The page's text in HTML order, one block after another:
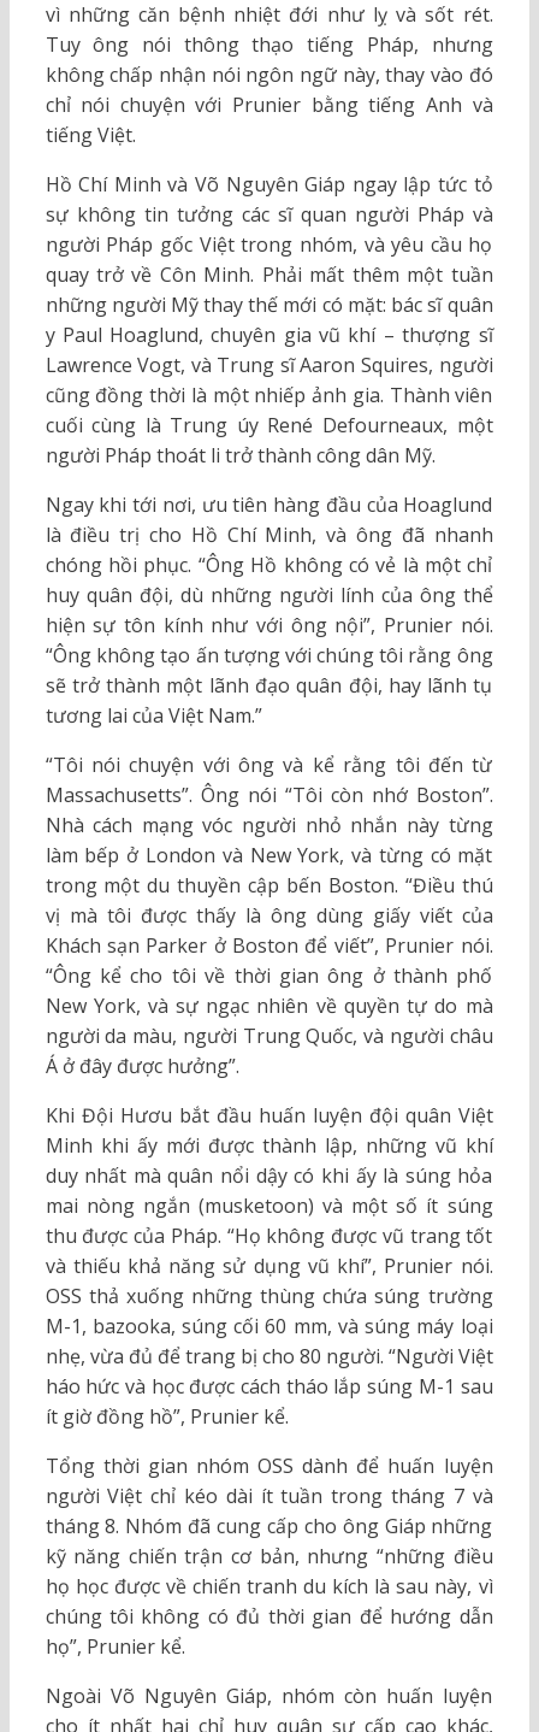
vì những căn bệnh nhiệt đới như lỵ và sốt rét.
Tuy ông nói thông thạo tiếng Pháp, nhưng
không chấp nhận nói ngôn ngữ này, thay vào đó
chỉ nói chuyện với Prunier bằng tiếng Anh và
tiếng Việt.
Hồ Chí Minh và Võ Nguyên Giáp ngay lập tức tỏ
sự không tin tưởng các sĩ quan người Pháp và
người Pháp gốc Việt trong nhóm, và yêu cầu họ
quay trở về Côn Minh. Phải mất thêm một tuần
những người Mỹ thay thế mới có mặt: bác sĩ quân
y Paul Hoaglund, chuyên gia vũ khí – thượng sĩ
Lawrence Vogt, và Trung sĩ Aaron Squires, người
cũng đồng thời là một nhiếp ảnh gia. Thành viên
cuối cùng là Trung úy René Defourneaux, một
người Pháp thoát li trở thành công dân Mỹ.
Ngay khi tới nơi, ưu tiên hàng đầu của Hoaglund
là điều trị cho Hồ Chí Minh, và ông đã nhanh
chóng hồi phục. “Ông Hồ không có vẻ là một chỉ
huy quân đội, dù những người lính của ông thể
hiện sự tôn kính như với ông nội”, Prunier nói.
“Ông không tạo ấn tượng với chúng tôi rằng ông
sẽ trở thành một lãnh đạo quân đội, hay lãnh tụ
tương lai của Việt Nam.”
“Tôi nói chuyện với ông và kể rằng tôi đến từ
Massachusetts”. Ông nói “Tôi còn nhớ Boston”.
Nhà cách mạng vóc người nhỏ nhắn này từng
làm bếp ở London và New York, và từng có mặt
trong một du thuyền cập bến Boston. “Điều thú
vị mà tôi được thấy là ông dùng giấy viết của
Khách sạn Parker ở Boston để viết”, Prunier nói.
“Ông kể cho tôi về thời gian ông ở thành phố
New York, và sự ngạc nhiên về quyền tự do mà
người da màu, người Trung Quốc, và người châu
Á ở đây được hưởng”.
Khi Đội Hươu bắt đầu huấn luyện đội quân Việt
Minh khi ấy mới được thành lập, những vũ khí
duy nhất mà quân nổi dậy có khi ấy là súng hỏa
mai nòng ngắn (musketoon) và một số ít súng
thu được của Pháp. “Họ không được vũ trang tốt
và thiếu khả năng sử dụng vũ khí”, Prunier nói.
OSS thả xuống những thùng chứa súng trường
M-1, bazooka, súng cối 60 mm, và súng máy loại
nhẹ, vừa đủ để trang bị cho 80 người. “Người Việt
háo hức và học được cách tháo lắp súng M-1 sau
ít giờ đồng hồ”, Prunier kể.
Tổng thời gian nhóm OSS dành để huấn luyện
người Việt chỉ kéo dài ít tuần trong tháng 7 và
tháng 8. Nhóm đã cung cấp cho ông Giáp những
kỹ năng chiến trận cơ bản, nhưng “những điều
họ học được về chiến tranh du kích là sau này, vì
chúng tôi không có đủ thời gian để hướng dẫn
họ”, Prunier kể.
Ngoài Võ Nguyên Giáp, nhóm còn huấn luyện
cho ít nhất hai chỉ huy quân sự cấp cao khác,